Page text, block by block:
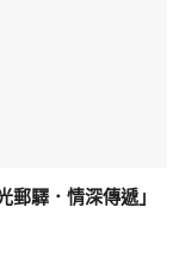
驛．情深傳遞」